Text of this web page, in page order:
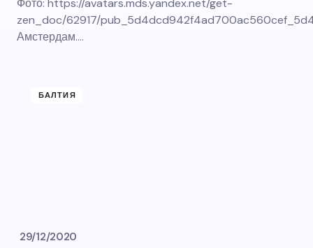
Фото: https://avatars.mds.yandex.net/get-
zen_doc/62917/
Амстердам.…
БАЛТИЯ
29/12/2020